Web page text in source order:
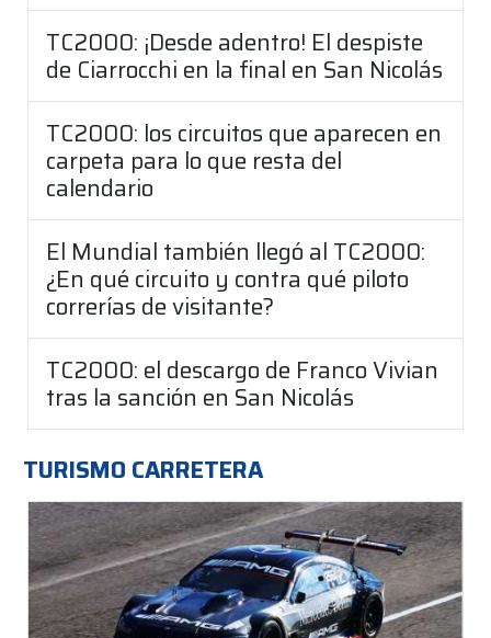
TC2000: ¡Desde adentro! El despiste
de Ciarrocchi en la final en San Nicolás
TC2000: los circuitos que aparecen en
carpeta para lo que resta del
calendario
El Mundial también llegó al TC2000:
¿En qué circuito y contra qué piloto
correrías de visitante?
TC2000: el descargo de Franco Vivian
tras la sanción en San Nicolás
TURISMO CARRETERA